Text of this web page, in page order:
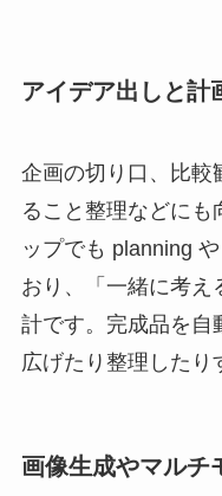
アイデア出しと計
企画の切り口、比較
ること整理などにも
ップでも planning
おり、「一緒に考え
計です。完成品を自
広げたり整理したり
画像生成やマルチ